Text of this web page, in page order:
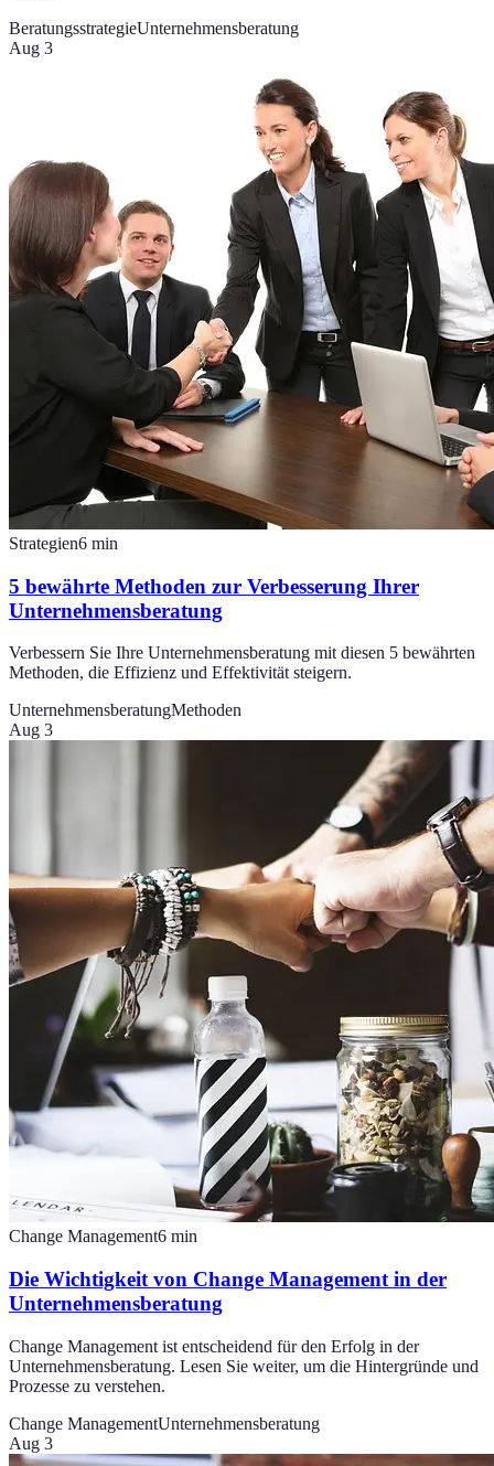
BeratungsstrategieUnternehmensberatung
Aug 3
Strategien6 min
5 bewährte Methoden zur Verbesserung Ihrer
Unternehmensberatung
Verbessern Sie Ihre Unternehmensberatung mit diesen 5 bewährten
Methoden, die Effizienz und Effektivität steigern.
UnternehmensberatungMethoden
Aug 3
Change Management6 min
Die Wichtigkeit von Change Management in der
Unternehmensberatung
Change Management ist entscheidend für den Erfolg in der
Unternehmensberatung. Lesen Sie weiter, um die Hintergründe und
Prozesse zu verstehen.
Change ManagementUnternehmensberatung
Aug 3